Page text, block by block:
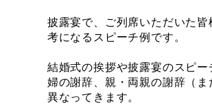
披露宴で、ご列席いただいた
考になるスピーチ例です。
結婚式の挨拶や披露宴のスピ
婦の謝辞、親・両親の謝辞（
異なってきます。